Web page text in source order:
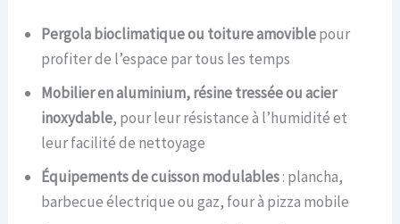
Pergola bioclimatique ou toiture amoviblepour
profiter de l’espace par tous les temps
Mobilier en aluminium, résine tressée ou acier
inoxydable, pour leur résistance à l’humidité et
leur facilité de nettoyage
Équipements de cuisson modulables: plancha,
barbecue électrique ou gaz, four à pizza mobile